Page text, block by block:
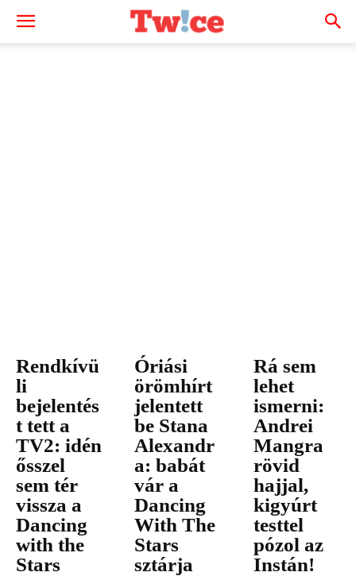
Rendkívü
li
bejelentés
t tett a
TV2: idén
ősszel
sem tér
vissza a
Dancing
with the
Stars
Óriási
örömhírt
jelentett
be Stana
Alexandr
a: babát
vár a
Dancing
With The
Stars
sztárja
Rá sem
lehet
ismerni:
Andrei
Mangra
rövid
hajjal,
kigyúrt
testtel
pózol az
Instán!